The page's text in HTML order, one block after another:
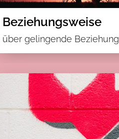
Beziehungsweise
über gelingende Beziehung